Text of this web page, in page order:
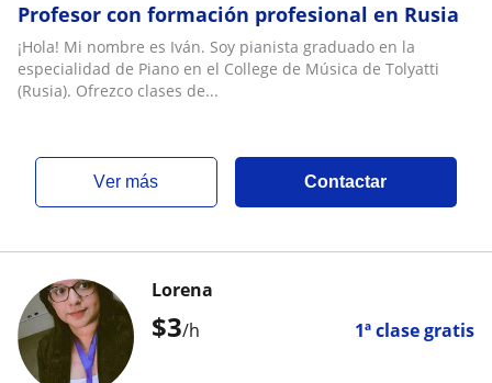
Profesor con formación profesional en Rusia
¡Hola! Mi nombre es Iván. Soy pianista graduado en la
especialidad de Piano en el College de Música de Tolyatti
(Rusia). Ofrezco clases de...
ver más Contactar
$3/h 1ª clase gratis
Lorena